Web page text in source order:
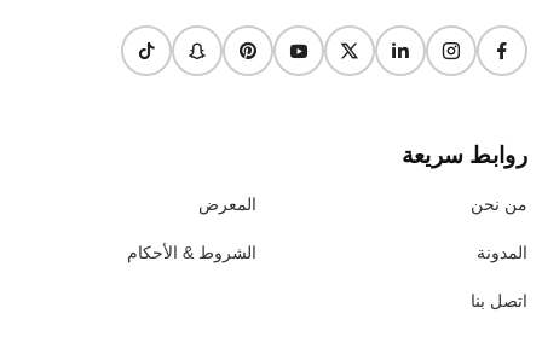
روابط سريعة
من نحن
المدونة
اتصل بنا
المعرض
الشروط & الأحكام